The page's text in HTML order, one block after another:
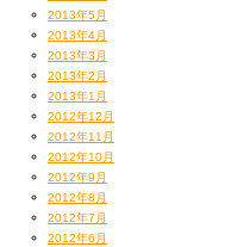
2013年5月
2013年4月
2013年3月
2013年2月
2013年1月
2012年12月
2012年11月
2012年10月
2012年9月
2012年8月
2012年7月
2012年6月